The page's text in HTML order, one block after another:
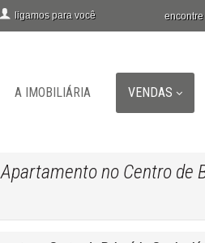
ligamos para você
A IMOBILIÁRIA VENDAS
Apartamento no Centro de